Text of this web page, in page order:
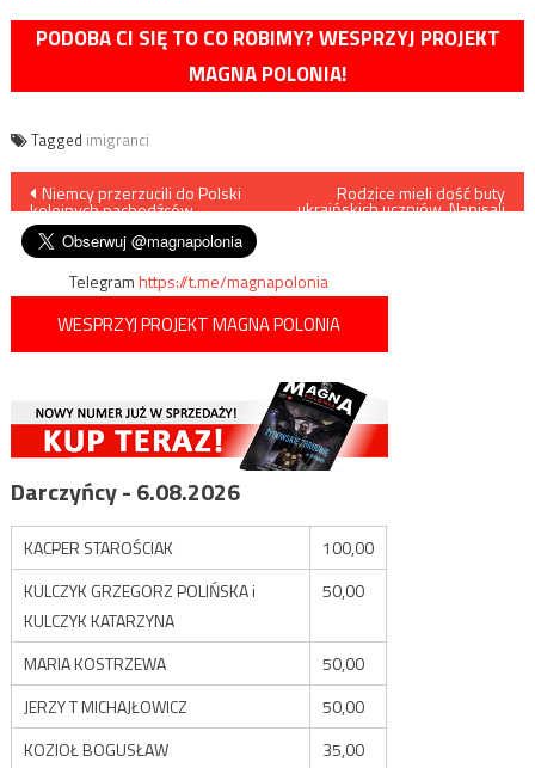
PODOBA CI SIĘ TO CO ROBIMY? WESPRZYJ PROJEKT
MAGNA POLONIA!
Tagged imigranci
Nawigacja
wpisu
Niemcy przerzucili do Polski
kolejnych nachodźców
Rodzice mieli dość buty
ukraińskich uczniów. Napisali
Telegramhttps://t.me/magnapolonia
WESPRZYJ PROJEKT MAGNA POLONIA
Darczyńcy - 6.08.2026
KACPER STAROŚCIAK
100,00
KULCZYK GRZEGORZ POLIŃSKA i
KULCZYK KATARZYNA
50,00
MARIA KOSTRZEWA
50,00
JERZY T MICHAJŁOWICZ
50,00
KOZIOŁ BOGUSŁAW
35,00